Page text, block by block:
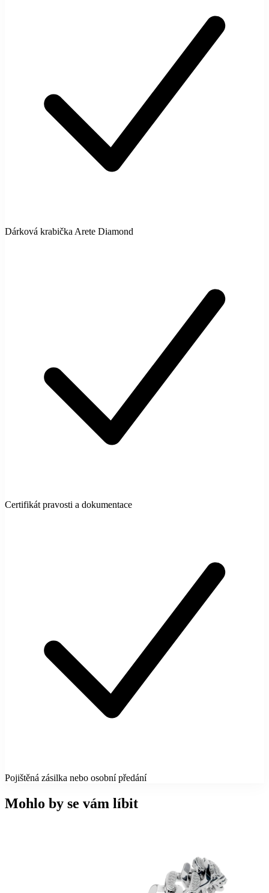
Dárková krabička Arete Diamond
Certifikát pravosti a dokumentace
Pojištěná zásilka nebo osobní předání
Mohlo by se vám líbit